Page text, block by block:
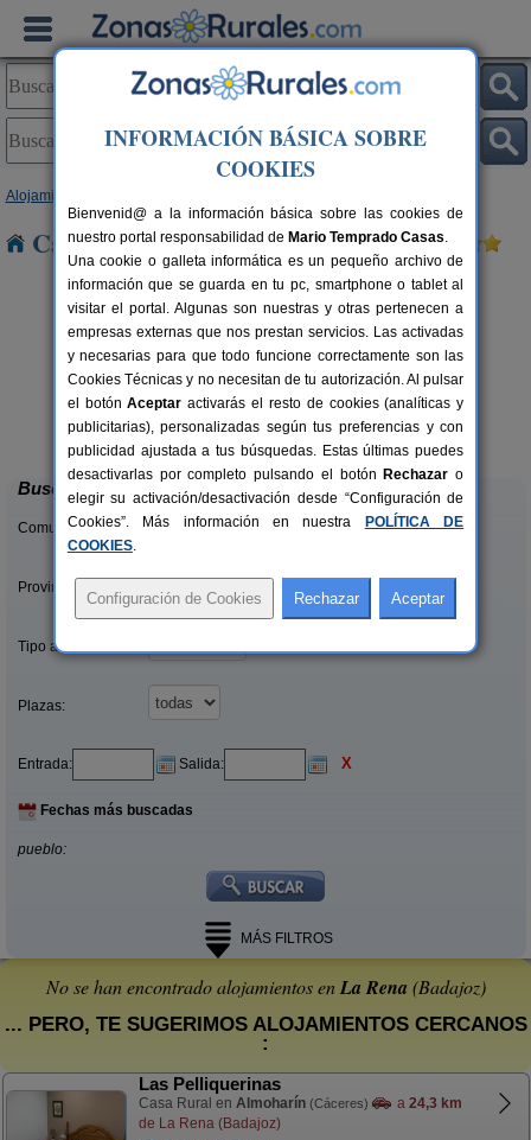
Alojamientos
Casas Rurales cerca de La Rena
16+4 pers.
desde30 €
Hotel Rural El Arriero
La Zarza (Badajoz)
Buscar
Comunidades:
Provincias/Islas:
Tipo alquiler:
Plazas:
Entrada: Salida: X
Fechas más buscadas
pueblo:
MÁS FILTROS
No se han encontrado alojamientos enLa Rena (Badajoz)
... PERO, TE SUGERIMOS ALOJAMIENTOS CERCANOS
:
Las Pelliquerinas
Casa Rural en Almoharín (Cáceres) a 24,3 km
de La Rena (Badajoz)
INFORMACIÓN BÁSICA SOBRE
COOKIES
Bienvenid@ a la información básica sobre las cookies de
nuestro portal responsabilidad de Mario Temprado Casas.
Una cookie o galleta informática es un pequeño archivo de
información que se guarda en tu pc, smartphone o tablet al
visitar el portal. Algunas son nuestras y otras pertenecen a
empresas externas que nos prestan servicios. Las activadas
y necesarias para que todo funcione correctamente son las
Cookies Técnicas y no necesitan de tu autorización. Al pulsar
el botónAceptar activarás el resto de cookies (analíticas y
publicitarias), personalizadas según tus preferencias y con
publicidad ajustada a tus búsquedas. Estas últimas puedes
desactivarlas por completo pulsando el botón Rechazar o
elegir su activación/desactivación desde “Configuración de
Cookies”. Más información en nuestra
POLÍTICA DE
COOKIES.